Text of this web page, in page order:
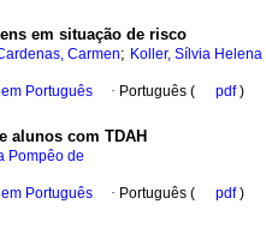
em situação de risco
Carmen; Koller, Sílvia Helena
Português · Português ( pdf)
alunos com TDAH
Pompêo de
Português · Português ( pdf)